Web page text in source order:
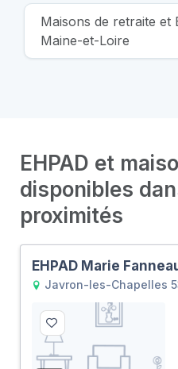
Maisons de retraite et
Maine-et-Loire
EHPAD et
disponibles
proximités
EHPAD Marie
Javron-les-Chapelles